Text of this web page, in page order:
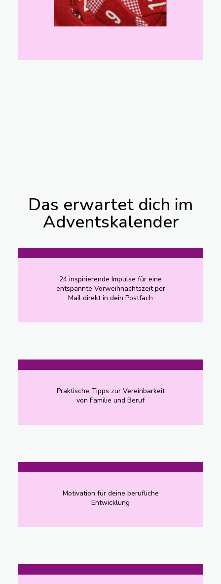
Das erwartet dich im
Adventskalender
24 inspirierende Impulse für eine
entspannte Vorweihnachtszeit per
Mail direkt in dein Postfach
Praktische Tipps zur Vereinbarkeit
von Familie und Beruf
Motivation für deine berufliche
Entwicklung​